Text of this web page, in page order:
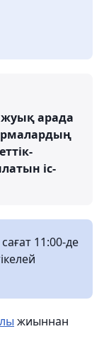
арада
іс-
11:00-де
жиыннан